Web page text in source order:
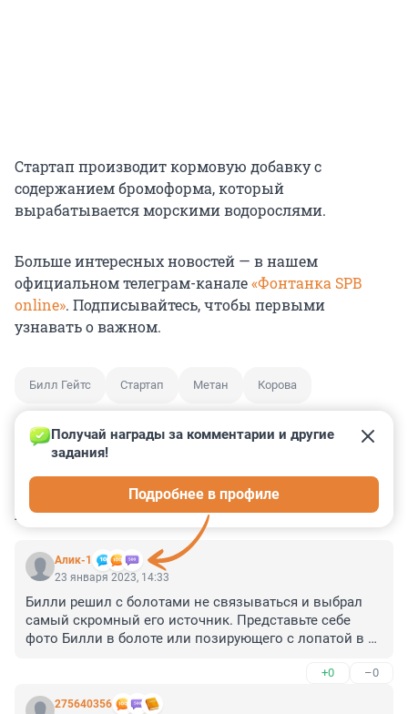
Стартап производит кормовую добавку с
содержанием бромоформа, который
вырабатывается морскими водорослями.
Больше интересных новостей — в нашем
официальном телеграм-канале«Фонтанка SPB
online». Подписывайтесь, чтобы первыми
узнавать о важном.
Билл Гейтс Стартап Метан Корова
КОММЕНТАРИИ 11
Алик-1
Получай награды за комментарии и другие
задания!
Подробнее в профиле
23 января 2023, 14:33
Билли решил с болотами не связываться и выбрал
самый скромный его источник. Представьте себе
фото Билли в болоте или позирующего с лопатой в
+0 –0
275640356